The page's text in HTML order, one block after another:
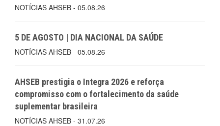
NOTÍCIAS AHSEB - 05.08.26
5 DE AGOSTO | DIA NACIONAL DA SAÚDE
NOTÍCIAS AHSEB - 05.08.26
AHSEB prestigia o Integra 2026 e reforça
compromisso com o fortalecimento da saúde
suplementar brasileira
NOTÍCIAS AHSEB - 31.07.26